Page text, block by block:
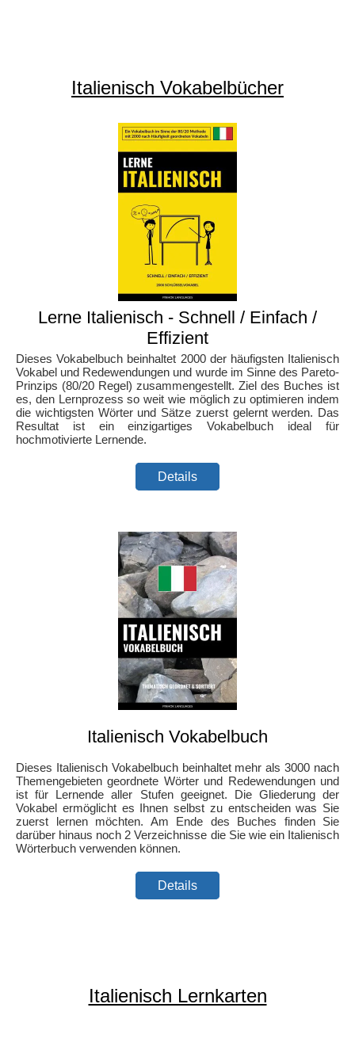
Italienisch Vokabelbücher
Lerne Italienisch - Schnell / Einfach /
Effizient
Dieses Vokabelbuch beinhaltet 2000 der häufigsten Italienisch
Vokabel und Redewendungen und wurde im Sinne des Pareto-
Prinzips (80/20 Regel) zusammengestellt. Ziel des Buches ist
es, den Lernprozess so weit wie möglich zu optimieren indem
die wichtigsten Wörter und Sätze zuerst gelernt werden. Das
Resultat ist ein einzigartiges Vokabelbuch ideal für
hochmotivierte Lernende.
Details
Italienisch Vokabelbuch
Dieses Italienisch Vokabelbuch beinhaltet mehr als 3000 nach
Themengebieten geordnete Wörter und Redewendungen und
ist für Lernende aller Stufen geeignet. Die Gliederung der
Vokabel ermöglicht es Ihnen selbst zu entscheiden was Sie
zuerst lernen möchten. Am Ende des Buches finden Sie
darüber hinaus noch 2 Verzeichnisse die Sie wie ein Italienisch
Wörterbuch verwenden können.
Details
Italienisch Lernkarten